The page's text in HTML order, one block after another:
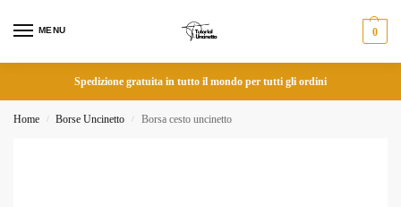
MENU 0
Spedizione gratuita in tutto il mondo per tutti gli ordini
Home / Borse Uncinetto / Borsa cesto uncinetto